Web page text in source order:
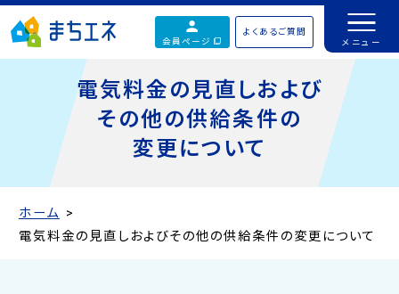
会員ページ
よくあるご質問
電気料金の見直しおよび
その他の供給条件の
変更について
ホーム
電気料金の見直しおよびその他の供給条件の変更について